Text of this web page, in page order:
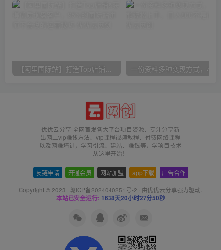
优优云分享-全网首发各大平台项目资源、专注分享新
出网上vip赚钱方法、vip课程视频教程、付费网络课程
以及网赚培训，学习引流、建站、赚钱等，学项目技术
从这里开始！
友链申请 开通会员 网站加盟 app下载 广告合作
Copyright © 2023 · 赣ICP备2024040251号-2 · 由优优云分享强力驱动.
本站已安全运行: 1638天20小时27分50秒